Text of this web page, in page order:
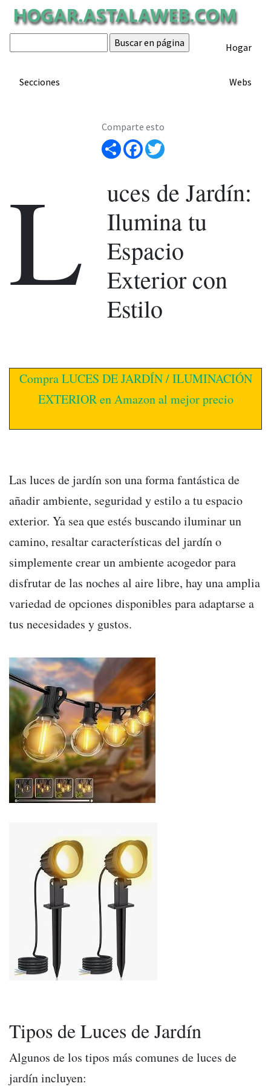
Hogar
Secciones Webs
ARTÍCULO Luces de jardín
Artículo de hogar.astalaweb.com
Comparte esto
Share Facebook
L
uces de Jardín:
Ilumina tu
Espacio
Exterior con
Estilo
Compra LUCES DE JARDÍN / ILUMINACIÓN
EXTERIOR en Amazon al mejor precio
Las luces de jardín son una forma fantástica de
añadir ambiente, seguridad y estilo a tu espacio
exterior. Ya sea que estés buscando iluminar un
camino, resaltar características del jardín o
simplemente crear un ambiente acogedor para
disfrutar de las noches al aire libre, hay una amplia
variedad de opciones disponibles para adaptarse a
tus necesidades y gustos.
Tipos de Luces de Jardín
Algunos de los tipos más comunes de luces de
jardín incluyen: